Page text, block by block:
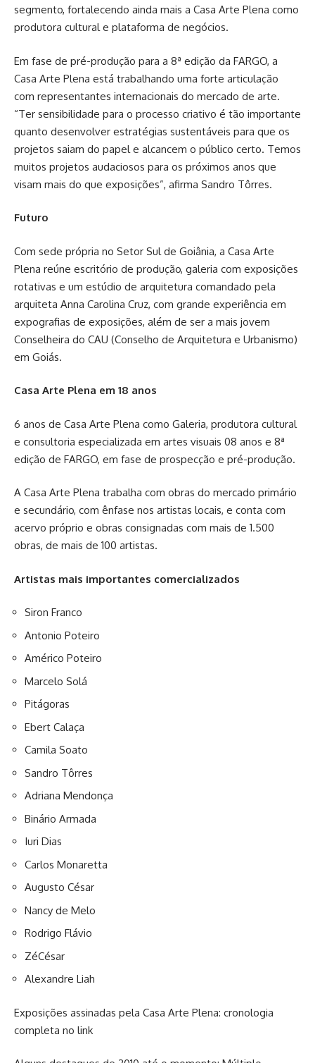
segmento, fortalecendo ainda mais a Casa Arte Plena como
produtora cultural e plataforma de negócios.
Em fase de pré-produção para a 8ª edição da FARGO, a
Casa Arte Plena está trabalhando uma forte articulação
com representantes internacionais do mercado de arte.
“Ter sensibilidade para o processo criativo é tão importante
quanto desenvolver estratégias sustentáveis para que os
projetos saiam do papel e alcancem o público certo. Temos
muitos projetos audaciosos para os próximos anos que
visam mais do que exposições”, afirma Sandro Tôrres.
Futuro
Com sede própria no Setor Sul de Goiânia, a Casa Arte
Plena reúne escritório de produção, galeria com exposições
rotativas e um estúdio de arquitetura comandado pela
arquiteta Anna Carolina Cruz, com grande experiência em
expografias de exposições, além de ser a mais jovem
Conselheira do CAU (Conselho de Arquitetura e Urbanismo)
em Goiás.
Casa Arte Plena em 18 anos
6 anos de Casa Arte Plena como Galeria, produtora cultural
e consultoria especializada em artes visuais 08 anos e 8ª
edição de FARGO, em fase de prospecção e pré-produção.
A Casa Arte Plena trabalha com obras do mercado primário
e secundário, com ênfase nos artistas locais, e conta com
acervo próprio e obras consignadas com mais de 1.500
obras, de mais de 100 artistas.
Artistas mais importantes comercializados
Siron Franco
Antonio Poteiro
Américo Poteiro
Marcelo Solá
Pitágoras
Ebert Calaça
Camila Soato
Sandro Tôrres
Adriana Mendonça
Binário Armada
Iuri Dias
Carlos Monaretta
Augusto César
Nancy de Melo
Rodrigo Flávio
ZéCésar
Alexandre Liah
Exposições assinadas pela Casa Arte Plena: cronologia
completa no link